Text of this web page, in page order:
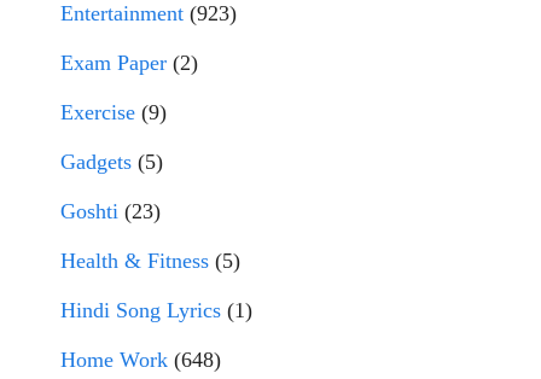
Entertainment (923)
Exam Paper (2)
Exercise (9)
Gadgets (5)
Goshti (23)
Health & Fitness (5)
Hindi Song Lyrics (1)
Home Work (648)